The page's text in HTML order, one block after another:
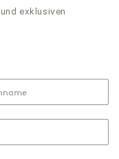
exklusiven